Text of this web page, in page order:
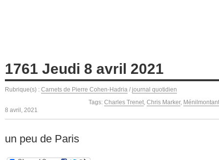
1761 Jeudi 8 avril 2021
Rubrique(s) : Carnets de Pierre Cohen-Hadria / journal quotidien
Tags: Charles Trenet, Chris Marker, Ménilmontant
8 avril, 2021
un peu de Paris